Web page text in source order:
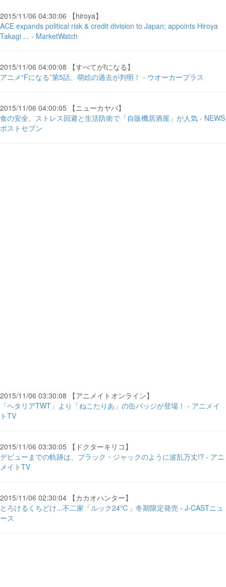
2015/11/06 04:30:06 【hiroya】
ACE expands political risk & credit division to Japan; appoints Hiroya
Takagi ... - MarketWatch
2015/11/06 04:00:08 【すべてがfになる】
アニメ“Fになる”第5話、萌絵の過去が判明！ - ウオーカープラス
2015/11/06 04:00:05 【ニューカヤバ】
食の安全、ストレス回避と生活防衛で「自販機居酒屋」が人気 - NEWS
ポストセブン
2015/11/06 03:30:08 【アニメイトオンライン】
「ヘタリアTWT」より「ねこたりあ」の缶バッジが登場！ - アニメイ
トTV
2015/11/06 03:30:05 【ドクターキリコ】
デビューまでの軌跡は、ブラック・ジャックのように波乱万丈!? - アニ
メイトTV
2015/11/06 02:30:04 【カカオハンター】
とろけるくちどけ...不二家「ルック24℃」冬期限定発売 - J-CASTニュ
ース